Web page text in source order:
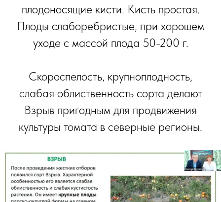
плодоносящие кисти. Кисть простая.
Плоды слаборебристые, при хорошем
уходе с массой плода 50-200 г.
Скороспелость, крупноплодность,
слабая облиственность сорта делают
Взрыв пригодным для продвижения
культуры томата в северные регионы.